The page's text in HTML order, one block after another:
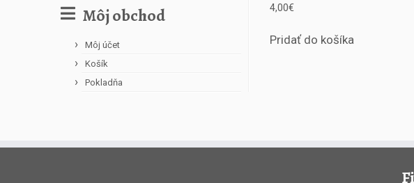
Môj obchod
Môj účet
Košík
Pokladňa
4,00€
Pridať do košíka